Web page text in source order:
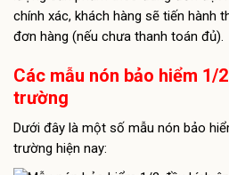
chính xác, khách hàng sẽ tiến hành
đơn hàng (nếu chưa thanh toán đủ).
Các mẫu nón bảo hiểm 1/
trường
Dưới đây là một số mẫu nón bảo
trường hiện nay: